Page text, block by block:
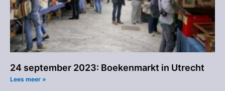
24 september 2023: Boekenmarkt in Utrecht
Lees meer »